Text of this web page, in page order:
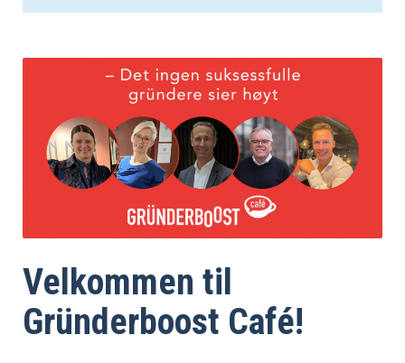
Velkommen til
Gründerboost Café!